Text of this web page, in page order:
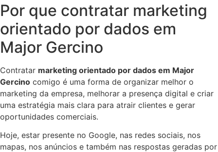
Por que contratar marketing
orientado por dados em
Major Gercino
Contratar marketing orientado por dados em Major
Gercino comigo é uma forma de organizar melhor o
marketing da empresa, melhorar a presença digital e criar
uma estratégia mais clara para atrair clientes e gerar
oportunidades comerciais.
Hoje, estar presente no Google, nas redes sociais, nos
mapas, nos anúncios e também nas respostas geradas por